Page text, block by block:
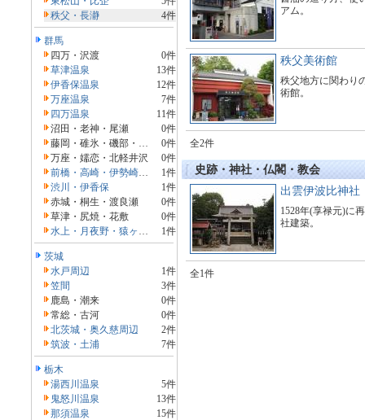
秩父・長瀞
4件
群馬
四万・沢渡
0件
草津温泉
13件
伊香保温泉
12件
万座温泉
7件
四万温泉
11件
沼田・老神・尾瀬
0件
藤岡・碓氷・磯部・妙義
0件
万座・嬬恋・北軽井沢
0件
前橋・高崎・伊勢崎・太田･榛名
1件
渋川・伊香保
1件
赤城・桐生・渡良瀬
0件
草津・尻焼・花敷
0件
水上・月夜野・猿ヶ京・法師
1件
茨城
水戸周辺
1件
笠間
3件
鹿島・潮来
0件
常総・古河
0件
北茨城・奥久慈周辺
2件
筑波・土浦
7件
栃木
湯西川温泉
5件
鬼怒川温泉
13件
那須温泉
15件
アム。
秩父美術館
秩父地方に関わり
術館。
全2件
史跡・神社・仏閣・教会
出雲伊波比神社
1528年(享禄元)に
社建築。
全1件